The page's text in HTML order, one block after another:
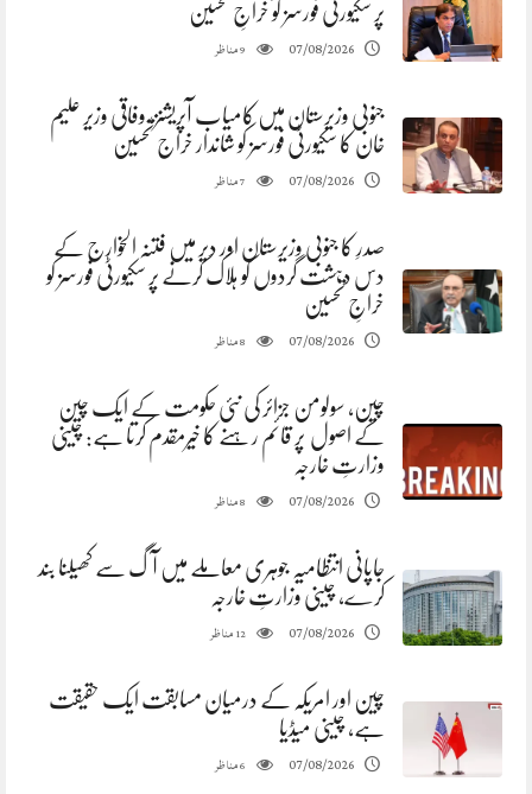
پر سکیورٹی فورسز کو خراجِ تحسین
07/08/2026
9مناظر
جنوبی وزیرستان میں کامیاب آپریشنز، وفاقی وزیر علیم
خان کا سکیورٹی فورسز کو شاندار خراج تحسین
07/08/2026
7مناظر
صدرِ کا جنوبی وزیرستان اور دیر میں فتنہ الخوارج کے
دس دہشت گردوں کو ہلاک کرنے پر سکیورٹی فورسز کو
خراجِ تحسین
07/08/2026
8مناظر
چین، سولومن جزائر کی نئی حکومت کے ایک چین
کے اصول پر قائم رہنے کا خیرمقدم کرتا ہے: چینی
وزارتِ خارجہ
07/08/2026
8مناظر
جاپانی انتظامیہ جوہری معاملے میں آگ سے کھیلنا بند
کرے، چینی وزارتِ خارجہ
07/08/2026
12مناظر
چین اور امریکہ کے درمیان مسابقت ایک حقیقت
ہے، چینی میڈیا
07/08/2026
6مناظر